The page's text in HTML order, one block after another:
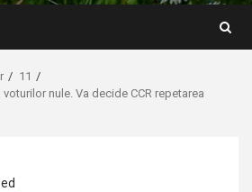
11
nule. Va decide CCR repetarea